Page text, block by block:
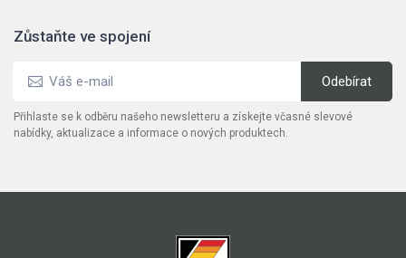
Zůstaňte ve spojení
Přihlaste se k odběru našeho newsletteru a získejte včasné slevové
nabídky, aktualizace a informace o nových produktech.